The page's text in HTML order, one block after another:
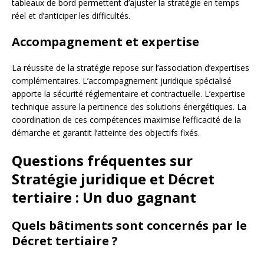
tableaux de bord permettent d’ajuster la stratégie en temps
réel et d’anticiper les difficultés.
Accompagnement et expertise
La réussite de la stratégie repose sur l’association d’expertises
complémentaires. L’accompagnement juridique spécialisé
apporte la sécurité réglementaire et contractuelle. L’expertise
technique assure la pertinence des solutions énergétiques. La
coordination de ces compétences maximise l’efficacité de la
démarche et garantit l’atteinte des objectifs fixés.
Questions fréquentes sur
Stratégie juridique et Décret
tertiaire : Un duo gagnant
Quels bâtiments sont concernés par le
Décret tertiaire ?